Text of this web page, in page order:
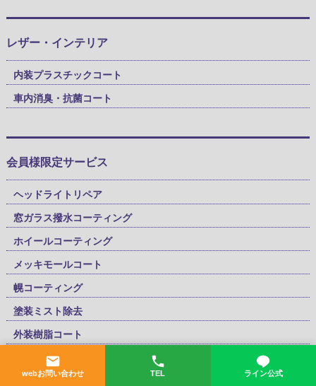
webお問い合わせ TEL ライン公式
レザー・インテリア
内装プラスチックコート
車内消臭・抗菌コート
会員様限定サービス
ヘッドライトリペア
窓ガラス撥水コーティング
ホイールコーティング
メッキモールコート
幌コーティング
塗装ミスト除去
外装樹脂コート